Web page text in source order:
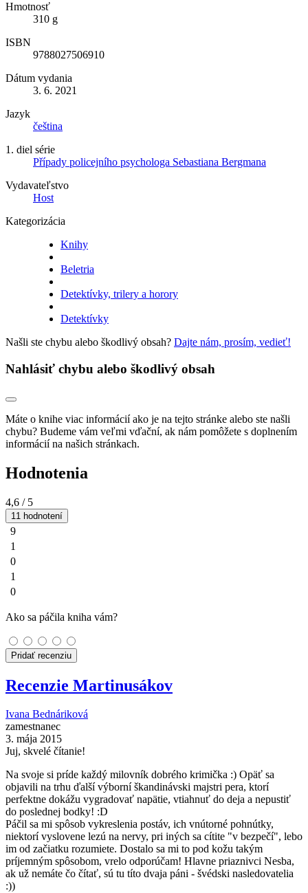
Hmotnosť
310 g
ISBN
9788027506910
Dátum vydania
3. 6. 2021
Jazyk
čeština
1. diel série
Případy policejního psychologa Sebastiana Bergmana
Vydavateľstvo
Host
Kategorizácia
Knihy
Beletria
Detektívky, trilery a horory
Detektívky
Našli ste chybu alebo škodlivý obsah? Dajte nám, prosím, vedieť!
Nahlásiť chybu alebo škodlivý obsah
Máte o knihe viac informácií ako je na tejto stránke alebo ste našli
chybu? Budeme vám veľmi vďační, ak nám pomôžete s doplnením
informácií na našich stránkach.
Hodnotenia
4,6 / 5
11 hodnotení
9
1
0
1
0
Ako sa páčila kniha vám?
Pridať recenziu
Recenzie Martinusákov
Ivana Bednáriková
zamestnanec
3. mája 2015
Juj, skvelé čítanie!
Na svoje si príde každý milovník dobrého krimička :) Opäť sa
objavili na trhu ďalší výborní škandinávski majstri pera, ktorí
perfektne dokážu vygradovať napätie, vtiahnuť do deja a nepustiť
do poslednej bodky! :D
Páčil sa mi spôsob vykreslenia postáv, ich vnútorné pohnútky,
niektorí vyslovene lezú na nervy, pri iných sa cítite "v bezpečí", lebo
im od začiatku rozumiete. Dostalo sa mi to pod kožu takým
príjemným spôsobom, vrelo odporúčam! Hlavne priaznivci Nesba,
ak už nemáte čo čítať, sú tu títo dvaja páni - švédski nasledovatelia
:))